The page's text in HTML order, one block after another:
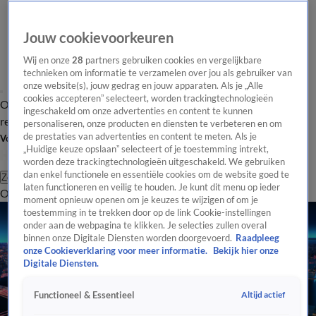
Overzicht Laatste nieuws Regionieuws Het beste van Hart
Tip de
redactie
Volg Hart van Nederland
Zoeken
OverzichtRegioUitzendingenWeerTip de redactiePanelVideo's
Jouw cookievoorkeuren
Wij en onze28 partners gebruiken cookies en vergelijkbare
technieken om informatie te verzamelen over jou als gebruiker van
onze website(s), jouw gedrag en jouw apparaten. Als je „Alle
cookies accepteren” selecteert, worden trackingtechnologieën
ingeschakeld om onze advertenties en content te kunnen
personaliseren, onze producten en diensten te verbeteren en om
de prestaties van advertenties en content te meten. Als je
„Huidige keuze opslaan” selecteert of je toestemming intrekt,
worden deze trackingtechnologieën uitgeschakeld. We gebruiken
dan enkel functionele en essentiële cookies om de website goed te
laten functioneren en veilig te houden. Je kunt dit menu op ieder
moment opnieuw openen om je keuzes te wijzigen of om je
toestemming in te trekken door op de link Cookie-instellingen
onder aan de webpagina te klikken. Je selecties zullen overal
binnen onze Digitale Diensten worden doorgevoerd. Raadpleeg
onze Cookieverklaring voor meer informatie.
Bekijk hier onze
Digitale Diensten.
Functioneel & Essentieel Altijd actief